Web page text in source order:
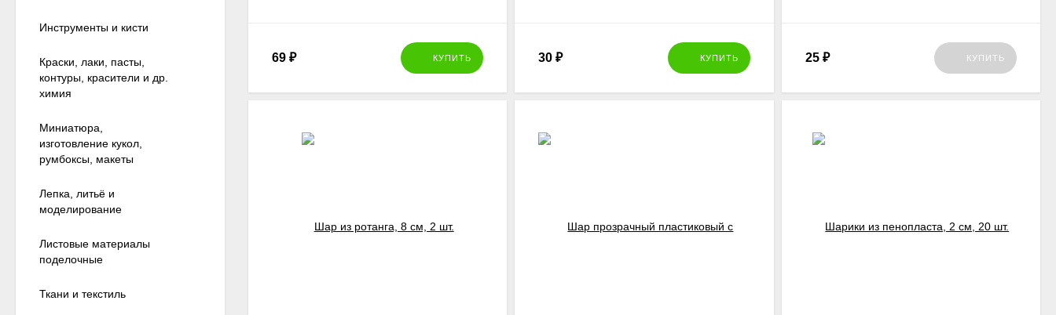
69 ₽ КУПИТЬ 30₽ КУПИТЬ 25 ₽ КУПИТЬ
Инструменты и кисти
Краски, лаки, пасты,
контуры, красители и др.
химия
Миниатюра,
изготовление кукол,
румбоксы, макеты
Лепка, литьё и
моделирование
Листовые материалы
поделочные
Ткани и текстиль